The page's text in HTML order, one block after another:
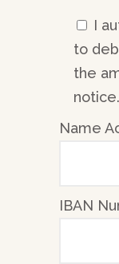
I
to
the
notice.
Name
IBAN